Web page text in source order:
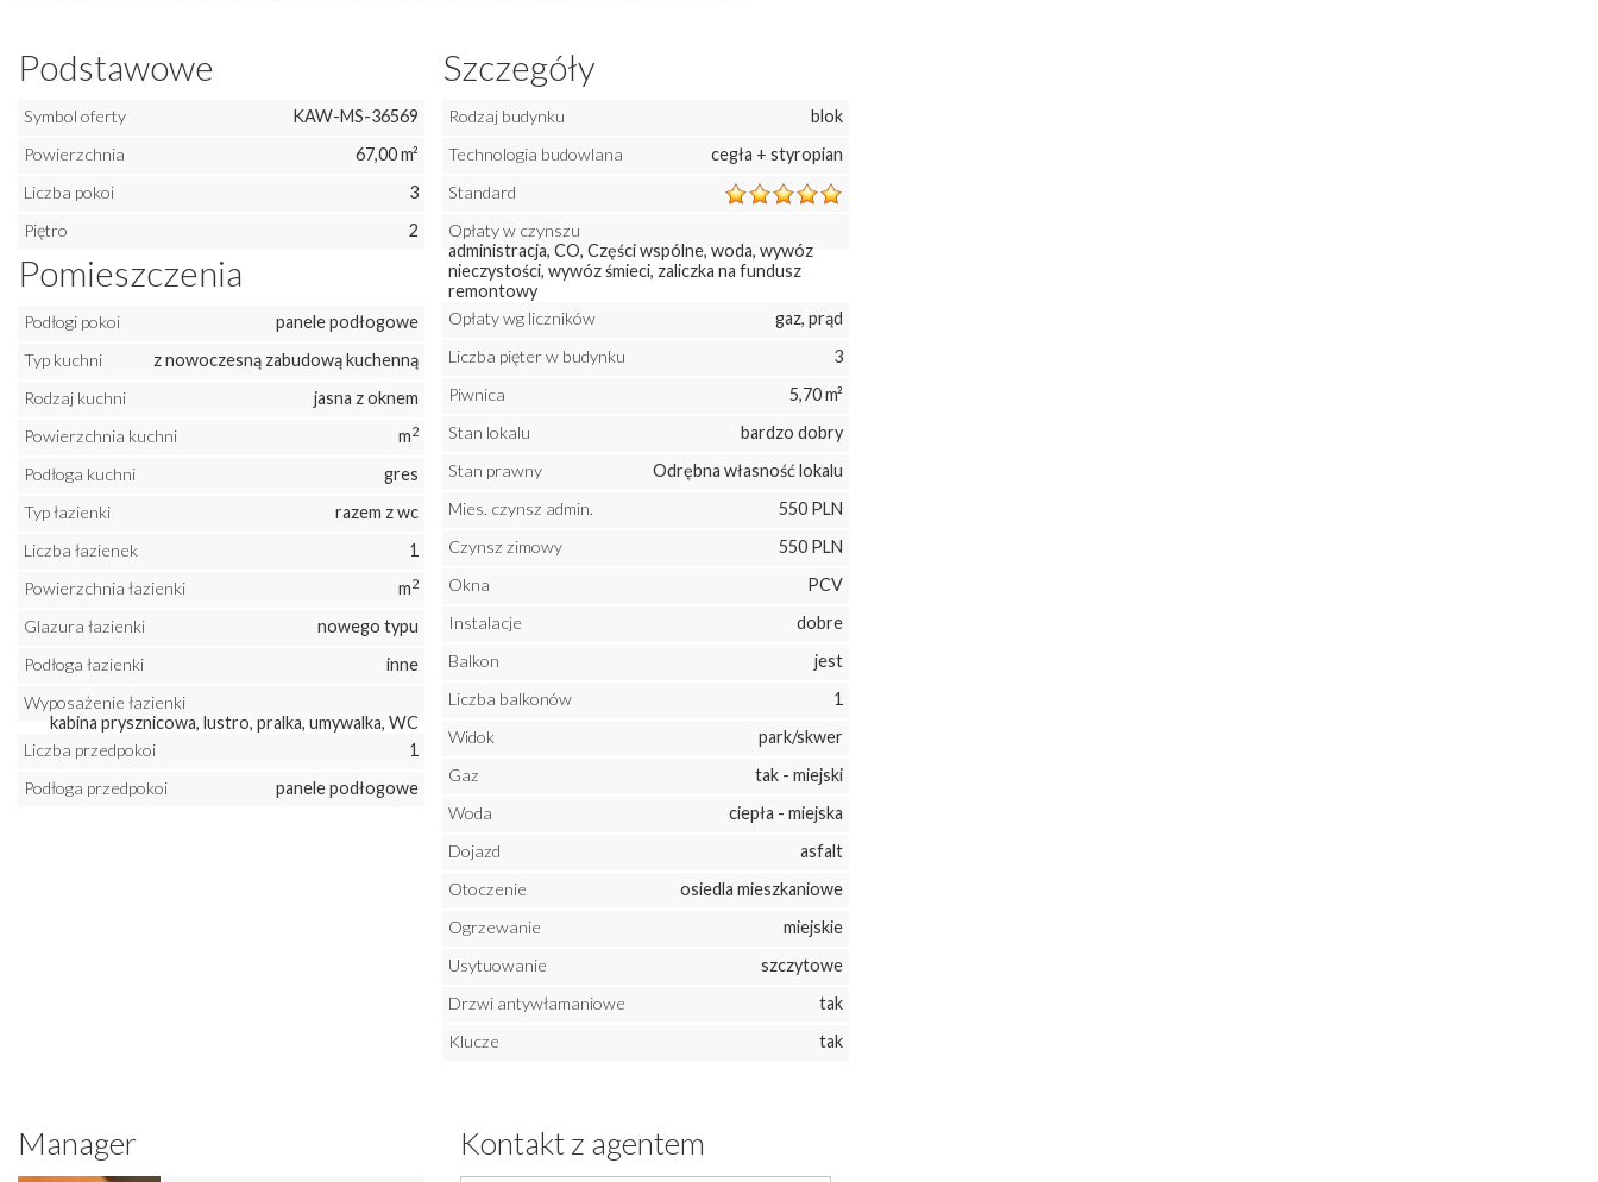
Podstawowe
Symbol oferty
KAW-MS-36569
Powierzchnia
67,00 m²
Liczba pokoi
3
Piętro
2
Szczegóły
Rodzaj budynku
blok
Technologia budowlana
cegła + styropian
Standard
Opłaty w czynszu
administracja, CO, Części wspólne, woda, wywóz
nieczystości, wywóz śmieci, zaliczka na fundusz
remontowy
Opłaty wg liczników
gaz, prąd
Liczba pięter w budynku
3
Piwnica
5,70 m²
Stan lokalu
bardzo dobry
Stan prawny
Odrębna własność lokalu
Mies. czynsz admin.
550 PLN
Czynsz zimowy
550 PLN
Okna
PCV
Instalacje
dobre
Balkon
jest
Liczba balkonów
1
Widok
park/skwer
Gaz
tak - miejski
Woda
ciepła - miejska
Dojazd
asfalt
Otoczenie
osiedla mieszkaniowe
Ogrzewanie
miejskie
Usytuowanie
szczytowe
Drzwi antywłamaniowe
tak
Klucze
tak
Pomieszczenia
Podłogi pokoi
panele podłogowe
Typ kuchni
z nowoczesną zabudową kuchenną
Rodzaj kuchni
jasna z oknem
Powierzchnia kuchni
m2
Podłoga kuchni
gres
Typ łazienki
razem z wc
Liczba łazienek
1
Powierzchnia łazienki
m2
Glazura łazienki
nowego typu
Podłoga łazienki
inne
Wyposażenie łazienki
kabina prysznicowa, lustro, pralka, umywalka, WC
Liczba przedpokoi
1
Podłoga przedpokoi
panele podłogowe
Manager Kontakt z agentem